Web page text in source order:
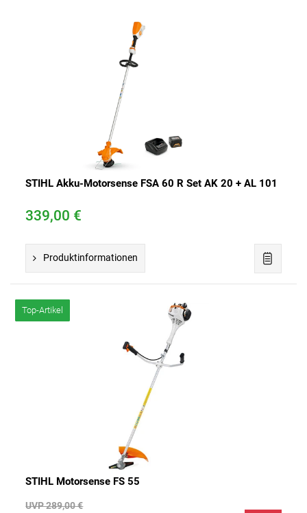
STIHL Akku-Motorsense FSA 60 R Set AK 20 + AL 101
339,00 €
Produktinformationen
Top-Artikel
STIHL Motorsense FS 55
UVP 289,00 €